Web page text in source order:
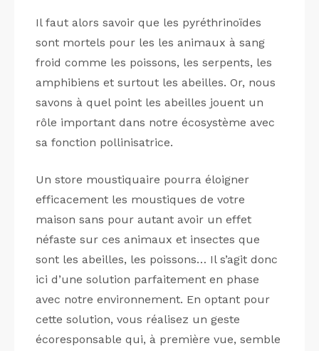
Il faut alors savoir que les pyréthrinoïdes
sont mortels pour les les animaux à sang
froid comme les poissons, les serpents, les
amphibiens et surtout les abeilles. Or, nous
savons à quel point les abeilles jouent un
rôle important dans notre écosystème avec
sa fonction pollinisatrice.
Un store moustiquaire pourra éloigner
efficacement les moustiques de votre
maison sans pour autant avoir un effet
néfaste sur ces animaux et insectes que
sont les abeilles, les poissons… Il s’agit donc
ici d’une solution parfaitement en phase
avec notre environnement. En optant pour
cette solution, vous réalisez un geste
écoresponsable qui, à première vue, semble